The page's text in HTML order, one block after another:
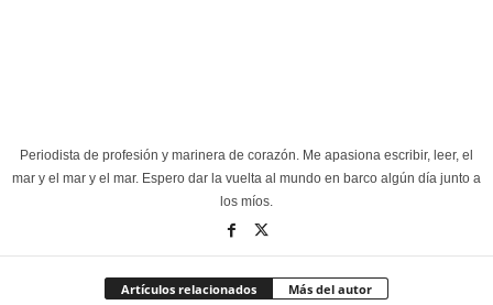
Periodista de profesión y marinera de corazón. Me apasiona escribir, leer, el
mar y el mar y el mar. Espero dar la vuelta al mundo en barco algún día junto a
los míos.
Artículos relacionados Más del autor